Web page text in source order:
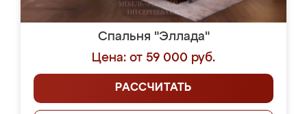
Спальня "Эллада"
Цена: от 59 000 руб.
РАССЧИТАТЬ